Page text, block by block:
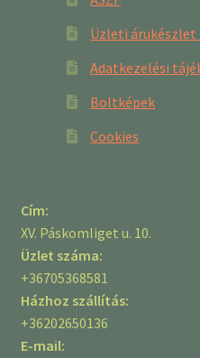
Üzleti
Adatkezelési
Boltképek
Cookies
Cím:
XV. Páskomliget u. 10.
Üzlet száma:
+36705368581
Házhoz szállítás:
+36202650136
E-mail: